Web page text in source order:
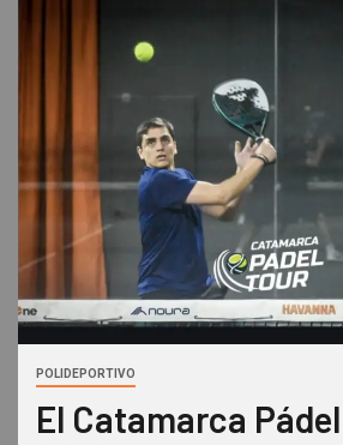
POLIDEPORTIVO
El Catamarca